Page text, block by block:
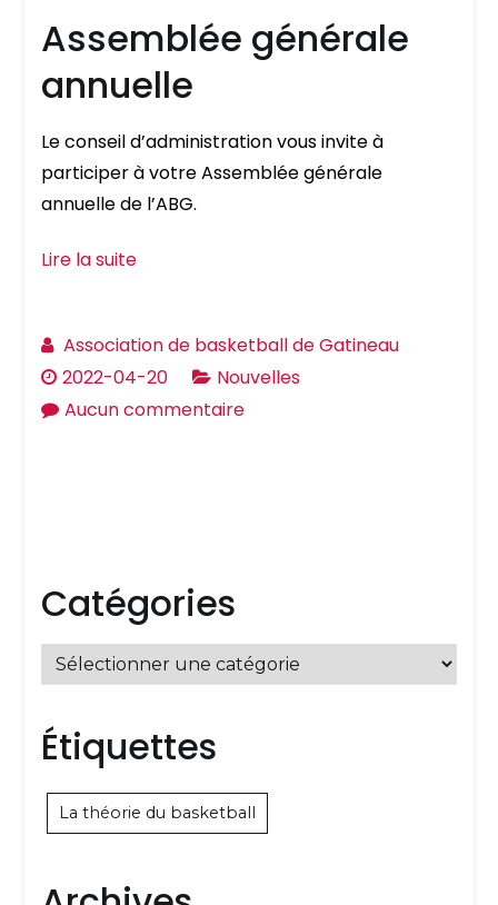
Assemblée générale
annuelle
Le conseil d’administration vous invite à
participer à votre Assemblée générale
annuelle de l’ABG.
Lire la suite
Association de basketball de Gatineau
2022-04-20
Nouvelles
Aucun commentairesur
Catégories
Catégories
Étiquettes
La théorie du basketball